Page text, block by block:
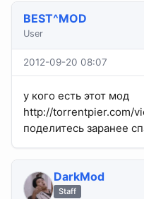
BEST^MOD
User
2012-09-20 08:07
у кого есть этот мод
http://torrentpier.com/
поделитесь заранее
DarkMod
Staff